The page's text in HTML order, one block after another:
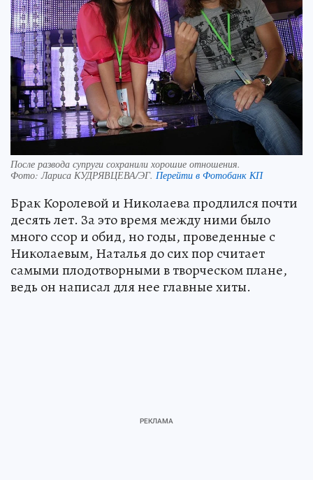
После развода супруги сохранили хорошие отношения.
Фото:Лариса КУДРЯВЦЕВА/ЭГ. Перейти в Фотобанк КП
Брак Королевой и Николаева продлился почти
десять лет. За это время между ними было
много ссор и обид, но годы, проведенные с
Николаевым, Наталья до сих пор считает
самыми плодотворными в творческом плане,
ведь он написал для нее главные хиты.